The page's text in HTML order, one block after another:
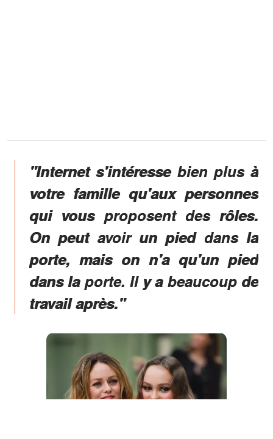
"Internet s'intéresse bien plus à
votre famille qu'aux personnes
qui vous proposent des rôles.
On peut avoir un pied dans la
porte, mais on n'a qu'un pied
dans la porte. Il y a beaucoup de
travailaprès."